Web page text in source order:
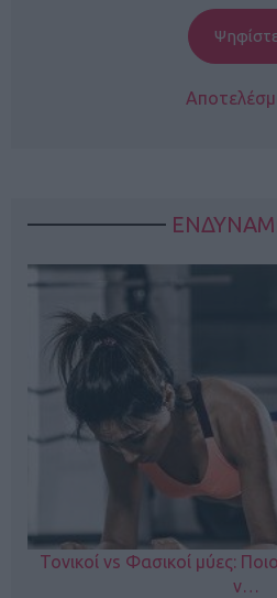
Τονικοί vs Φασικοί μύες:
ν…